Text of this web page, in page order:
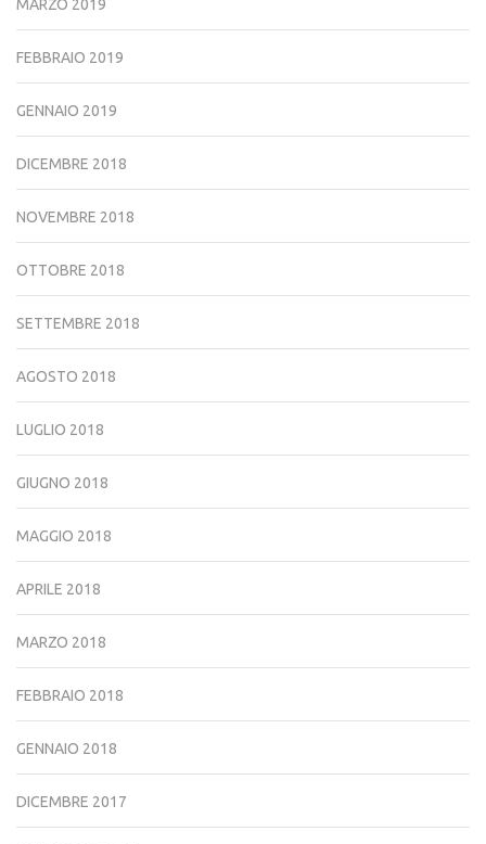
MARZO 2019
FEBBRAIO 2019
GENNAIO 2019
DICEMBRE 2018
NOVEMBRE 2018
OTTOBRE 2018
SETTEMBRE 2018
AGOSTO 2018
LUGLIO 2018
GIUGNO 2018
MAGGIO 2018
APRILE 2018
MARZO 2018
FEBBRAIO 2018
GENNAIO 2018
DICEMBRE 2017